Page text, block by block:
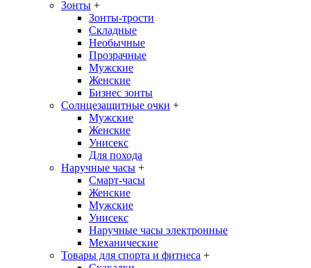
Зонты +
Зонты-трости
Складные
Необычные
Прозрачные
Мужские
Женские
Бизнес зонты
Солнцезащитные очки +
Мужские
Женские
Унисекс
Для похода
Наручные часы +
Смарт-часы
Женские
Мужские
Унисекс
Наручные часы электронные
Механические
Товары для спорта и фитнеса +